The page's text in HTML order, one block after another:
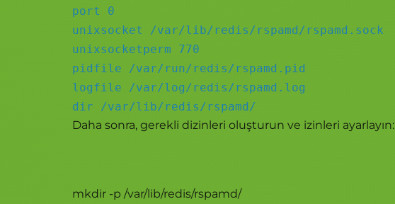
port 0
unixsocket /var/lib/redis/rspamd/rspamd.sock
unixsocketperm 770
pidfile /var/run/redis/rspamd.pid
logfile /var/log/redis/rspamd.log
dir /var/lib/redis/rspamd/
Daha sonra, gerekli dizinleri oluşturun ve izinleri ayarlayın:
mkdir -p /var/lib/redis/rspamd/